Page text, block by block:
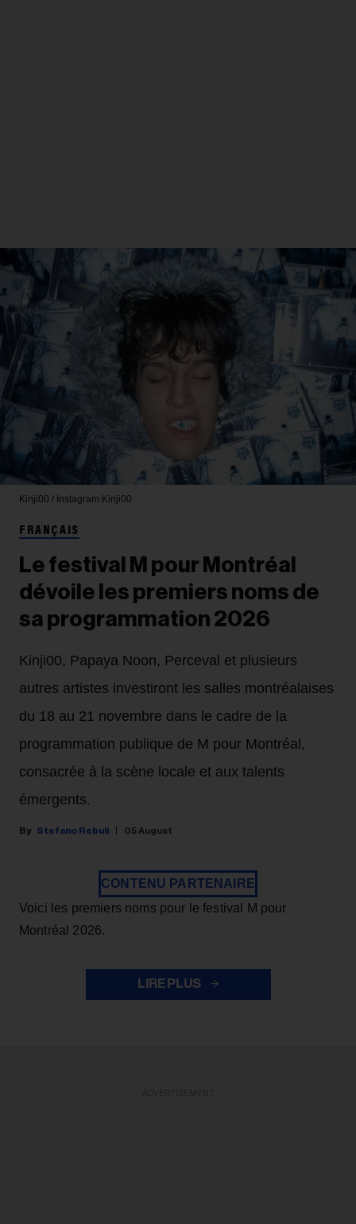
Kinji00 / Instagram Kinji00
FRANÇAIS
Le festival M pour Montréal
dévoile les premiers noms de
sa programmation 2026
Kinji00, Papaya Noon, Perceval et plusieurs
autres artistes investiront les salles montréalaises
du 18 au 21 novembre dans le cadre de la
programmation publique de M pour Montréal,
consacrée à la scène locale et aux talents
émergents.
Stefano Rebuli 05 August
CONTENU PARTENAIRE
Voici les premiers noms pour le festival M pour
Montréal 2026.
LIRE PLUS